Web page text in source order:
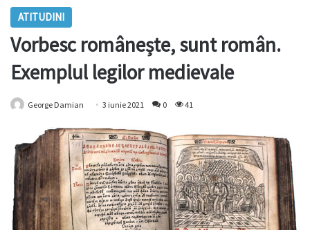
ATITUDINI
Vorbesc românește, sunt român.
Exemplul legilor medievale
George Damian 3 iunie 2021 0 41